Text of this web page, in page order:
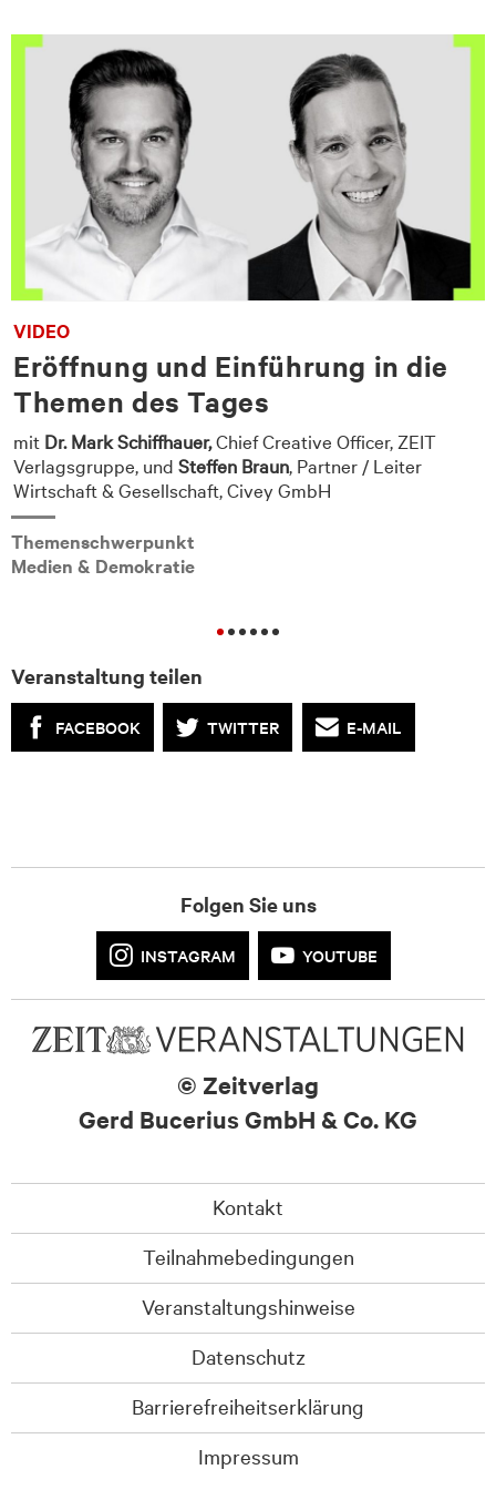
VIDEO
Eröffnung und Einführung in die
Themen des Tages
mit Dr. Mark Schiffhauer,Chief Creative Officer, ZEIT
Verlagsgruppe, und Steffen Braun, Partner / Leiter
Wirtschaft & Gesellschaft, Civey GmbH
Themenschwerpunkt
Medien & Demokratie
Veranstaltung teilen
FACEBOOK TWITTER E-MAIL
Folgen Sie uns
INSTAGRAM YOUTUBE
© Zeitverlag
Gerd Bucerius GmbH & Co. KG
Kontakt
Teilnahmebedingungen
Veranstaltungshinweise
Datenschutz
Barrierefreiheitserklärung
Impressum